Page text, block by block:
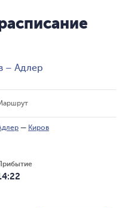
– Адлер
— Киров